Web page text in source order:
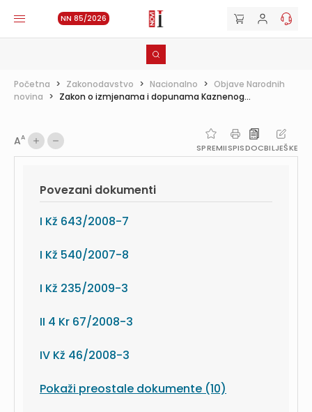
NN 85/2026
Početna > Zakonodavstvo > Nacionalno > Objave Narodnih
novina > Zakon o izmjenama i dopunama Kaznenog...
AA
SPREMIISPISDOCBILJEŠKE
Povezani dokumenti
I Kž 643/2008-7
I Kž 540/2007-8
I Kž 235/2009-3
II 4 Kr 67/2008-3
IV Kž 46/2008-3
Pokaži preostale dokumente (10)